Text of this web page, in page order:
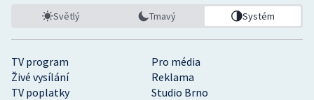
TV program
Pro média
Živé vysílání
Reklama
TV poplatky
Studio Brno
Světlý Tmavý Systém